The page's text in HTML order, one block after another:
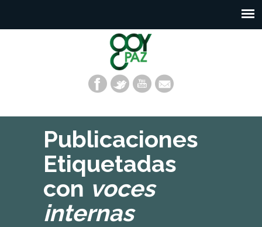
Publicaciones
Etiquetadas
con voces
internas